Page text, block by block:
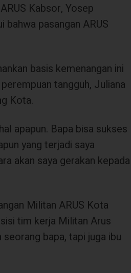
Kabsor, Yosep
bahwa pasangan ARUS
basis kemenangan ini
tangguh, Juliana
Kota.
apapun. Bapa bisa sukses
yang terjadi saya
akan saya gerakan kepada
Militan ARUS Kota
tim kerja Militan Arus
bapa, tapi juga ibu